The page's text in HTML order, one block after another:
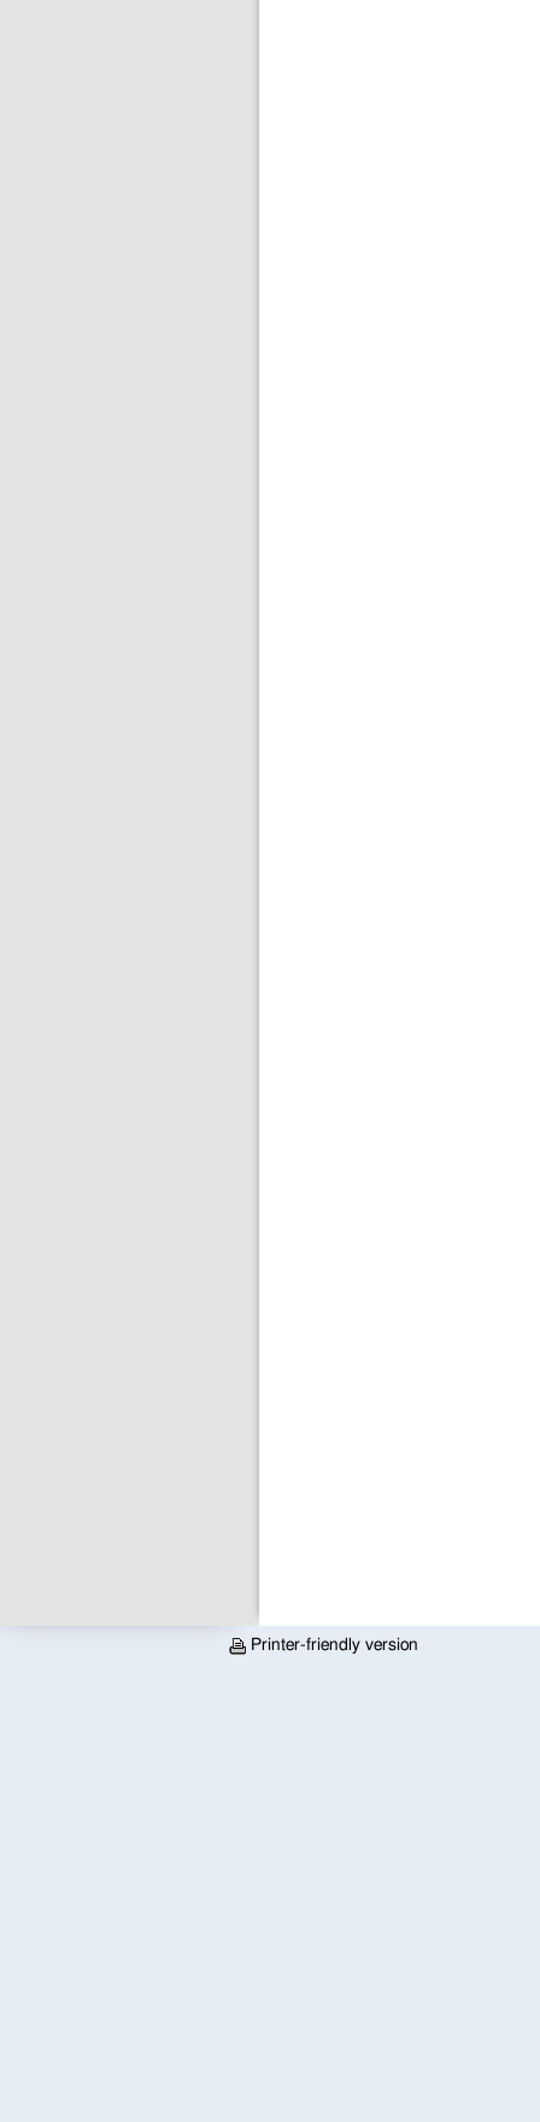
Printer-friendly version